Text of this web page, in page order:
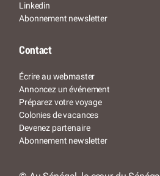
Linkedin
Abonnement newsletter
Contact
Écrire au webmaster
Annoncez un événement
Préparez votre voyage
Colonies de vacances
Devenez partenaire
Abonnement newsletter